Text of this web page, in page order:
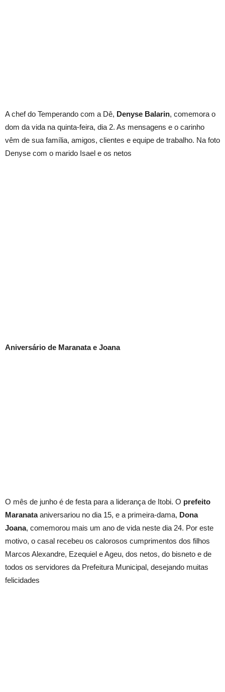
A chef do Temperando com a Dê, Denyse Balarin, comemora o
dom da vida na quinta-feira, dia 2. As mensagens e o carinho
vêm de sua família, amigos, clientes e equipe de trabalho. Na foto
Denyse com o marido Isael e os netos
Aniversário de Maranata e Joana
O mês de junho é de festa para a liderança de Itobi. O prefeito
Maranataaniversariou no dia 15, e a primeira-dama, Dona
Joana, comemorou mais um ano de vida neste dia 24. Por este
motivo, o casal recebeu os calorosos cumprimentos dos filhos
Marcos Alexandre, Ezequiel e Ageu, dos netos, do bisneto e de
todos os servidores da Prefeitura Municipal, desejando muitas
felicidades